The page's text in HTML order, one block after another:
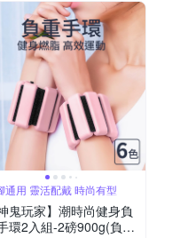
通用 靈活配戴 時尚有型
鬼玩家】潮時尚健身負
環2入組-2磅900g(負重